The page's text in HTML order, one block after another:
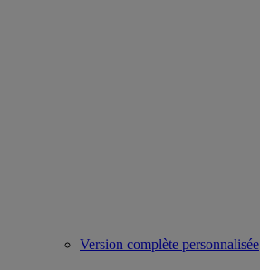
Version complète personnalisée